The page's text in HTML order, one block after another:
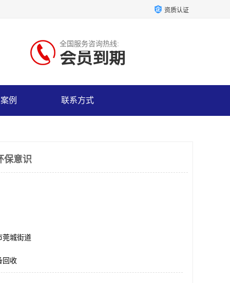
资质认证
全国服务咨询热线:
会员到期
例 联系方式
保意识
莞城街道
回收